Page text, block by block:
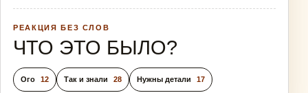
РЕАКЦИЯ БЕЗ СЛОВ
ЧТО ЭТО БЫЛО?
Ого 12 Так и знали 28 Нужны детали 17